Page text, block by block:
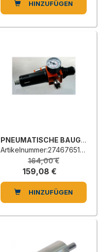
HINZUFÜGEN
PNEUMATISCHE BAUGRUPPE
Artikelnummer:2746765102H
164,00 €
159,08 €
HINZUFÜGEN